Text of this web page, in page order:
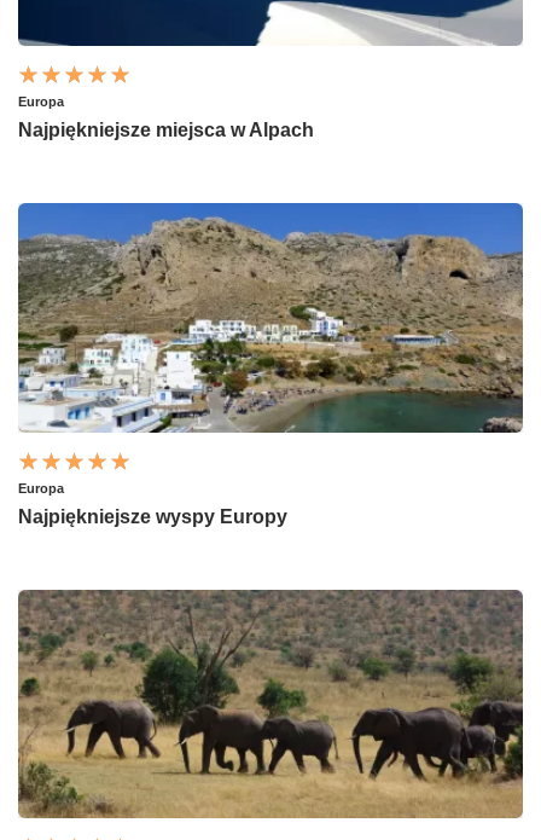
Europa
Najpiękniejsze miejsca w Alpach
Europa
Najpiękniejsze wyspy Europy